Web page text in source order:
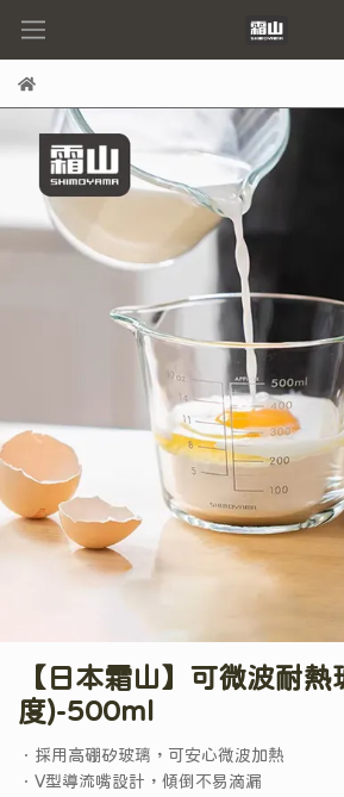
【日本霜山】可微波耐熱
度)-500ml
．採用高硼矽玻璃，可安心微波加熱
．V型導流嘴設計，傾倒不易滴漏